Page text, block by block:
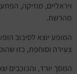
ויראליים, מוזיקה,
מהרשת.
המופע יוצא לסיבוב
צעירה וסוחפת, כזו
המסך יורד, והכוכבים